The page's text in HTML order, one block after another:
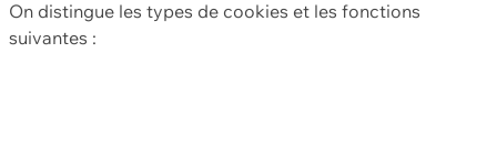
On distingue les types de cookies et les fonctions
suivantes :